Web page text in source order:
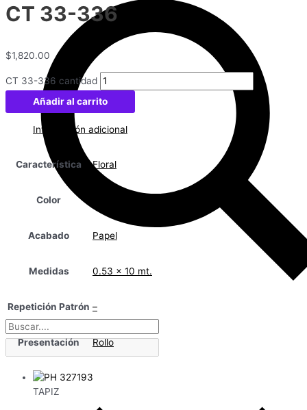
CT 33-336
$1,820.00
CT 33-336 cantidad
Añadir al carrito
Información adicional
Característica Floral
Color
Acabado Papel
Medidas 0.53 x 10 mt.
Repetición Patrón –
Presentación Rollo
TAPIZ